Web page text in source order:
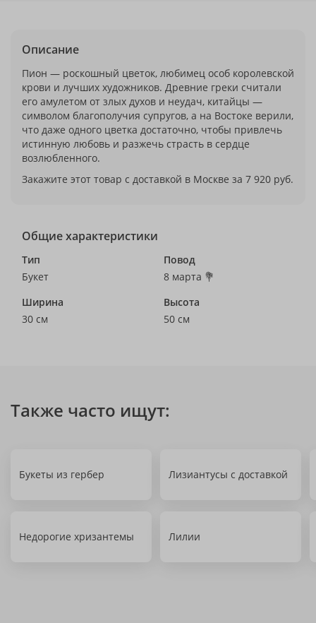
Описание
Пион — роскошный цветок, любимец особ королевской
крови и лучших художников. Древние греки считали
его амулетом от злых духов и неудач, китайцы —
символом благополучия супругов, а на Востоке верили,
что даже одного цветка достаточно, чтобы привлечь
истинную любовь и разжечь страсть в сердце
возлюбленного.
Закажите этот товар с доставкой в Москве за 7 920 руб.
Общие характеристики
Тип
Букет
Повод
8 марта 💐
Ширина
30 см
Высота
50 см
Также часто ищут:
Букеты из гербер Лизиантусы с доставкой
Недорогие хризантемы Лилии